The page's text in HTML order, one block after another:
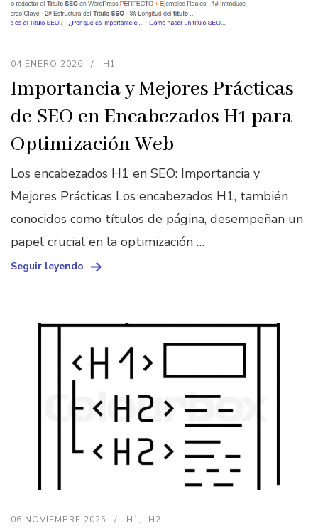
04 ENERO 2026 H1
Importancia y Mejores Prácticas
de SEO en Encabezados H1 para
Optimización Web
Los encabezados H1 en SEO: Importancia y
Mejores Prácticas Los encabezados H1, también
conocidos como títulos de página, desempeñan un
papel crucial en la optimización …
Seguir leyendo
06 NOVIEMBRE 2025 H1 H2